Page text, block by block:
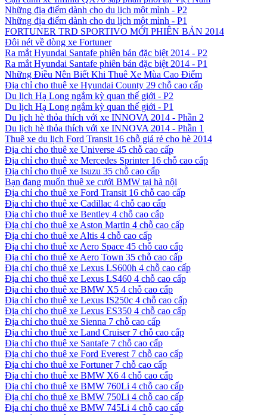
Những địa điểm dành cho du lịch một mình - P2
Những địa điểm dành cho du lịch một mình - P1
FORTUNER TRD SPORTIVO MỚI PHIÊN BẢN 2014
Đôi nét về dòng xe Fortuner
Ra mắt Hyundai Santafe phiên bản đặc biệt 2014 - P2
Ra mắt Hyundai Santafe phiên bản đặc biệt 2014 - P1
Những Điều Nên Biết Khi Thuê Xe Mùa Cao Điểm
Địa chỉ cho thuê xe Hyundai County 29 chỗ cao cấp
Du lịch Hạ Long ngắm kỳ quan thế giới - P2
Du lịch Hạ Long ngắm kỳ quan thế giới - P1
Du lịch hè thỏa thích với xe INNOVA 2014 - Phần 2
Du lịch hè thỏa thích với xe INNOVA 2014 - Phần 1
Thuê xe du lịch Ford Transit 16 chỗ giá rẻ cho hè 2014
Địa chỉ cho thuê xe Universe 45 chỗ cao cấp
Địa chỉ cho thuê xe Mercedes Sprinter 16 chỗ cao cấp
Địa chỉ cho thuê xe Isuzu 35 chỗ cao cấp
Bạn đang muốn thuê xe cưới BMW tại hà nội
Địa chỉ cho thuê xe Ford Transit 16 chỗ cao cấp
Địa chỉ cho thuê xe Cadillac 4 chỗ cao cấp
Địa chỉ cho thuê xe Bentley 4 chỗ cao cấp
Địa chỉ cho thuê xe Aston Martin 4 chỗ cao cấp
Địa chỉ cho thuê xe Altis 4 chỗ cao cấp
Địa chỉ cho thuê xe Aero Space 45 chỗ cao cấp
Địa chỉ cho thuê xe Aero Town 35 chỗ cao cấp
Địa chỉ cho thuê xe Lexus LS600h 4 chỗ cao cấp
Địa chỉ cho thuê xe Lexus LS460 4 chỗ cao cấp
Địa chỉ cho thuê xe BMW X5 4 chỗ cao cấp
Địa chỉ cho thuê xe Lexus IS250c 4 chỗ cao cấp
Địa chỉ cho thuê xe Lexus ES350 4 chỗ cao cấp
Địa chỉ cho thuê xe Sienna 7 chỗ cao cấp
Địa chỉ cho thuê xe Land Cruiser 7 chỗ cao cấp
Địa chỉ cho thuê xe Santafe 7 chỗ cao cấp
Địa chỉ cho thuê xe Ford Everest 7 chỗ cao cấp
Địa chỉ cho thuê xe Fortuner 7 chỗ cao cấp
Địa chỉ cho thuê xe BMW X6 4 chỗ cao cấp
Địa chỉ cho thuê xe BMW 760Li 4 chỗ cao cấp
Địa chỉ cho thuê xe BMW 750Li 4 chỗ cao cấp
Địa chỉ cho thuê xe BMW 745Li 4 chỗ cao cấp